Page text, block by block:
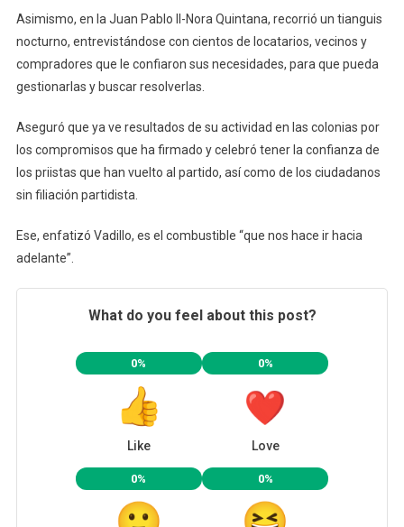
Asimismo, en la Juan Pablo II-Nora Quintana, recorrió un tianguis
nocturno, entrevistándose con cientos de locatarios, vecinos y
compradores que le confiaron sus necesidades, para que pueda
gestionarlas y buscar resolverlas.
Aseguró que ya ve resultados de su actividad en las colonias por
los compromisos que ha firmado y celebró tener la confianza de
los priistas que han vuelto al partido, así como de los ciudadanos
sin filiación partidista.
Ese, enfatizó Vadillo, es el combustible “que nos hace ir hacia
adelante”.
What do you feel about this post?
0%
Like
0%
Love
0% 0%